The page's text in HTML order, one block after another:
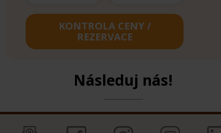
KONTROLA CENY /
REZERVACE
Následuj nás!